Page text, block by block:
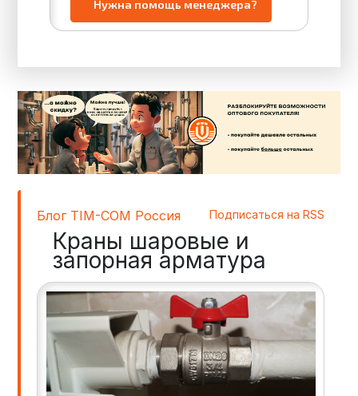
Блог TIM-COM Россия Подписаться на RSS
Краны шаровые и
запорная арматура